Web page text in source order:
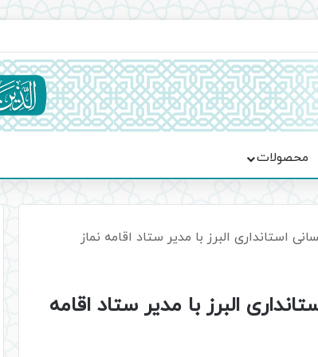
استقامت و تمدن‌سازی امت اسلامی
محصولات
استانداری البرز با مدیر ستاد اقامه نماز
البرز با مدیر ستاد اقامه